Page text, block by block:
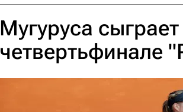
Мугуруса
четвертьфинале